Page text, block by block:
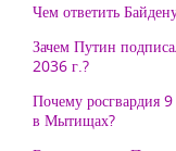
Чем ответить
Зачем Путин
2036 г.?
Почему росгвардия 9
в Мытищах?